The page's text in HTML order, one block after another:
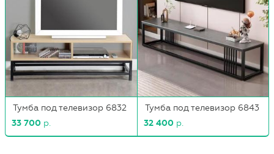
Тумба под телевизор 6832
33 700 р.
Тумба под телевизор 6843
32 400 р.